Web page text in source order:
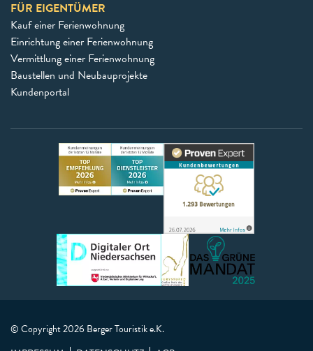
FÜR EIGENTÜMER
Kauf einer Ferienwohnung
Einrichtung einer Ferienwohnung
Vermittlung einer Ferienwohnung
Baustellen und Neubauprojekte
Kundenportal
© Copyright 2026 Berger Touristik e.K.